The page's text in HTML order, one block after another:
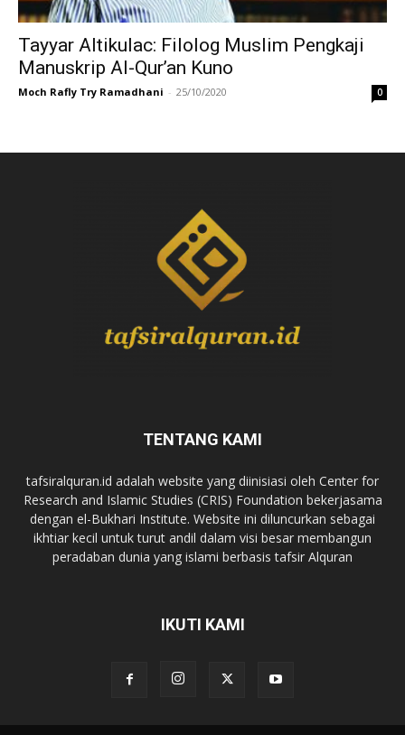
Tayyar Altikulac: Filolog Muslim Pengkaji
Manuskrip Al-Qur’an Kuno
Moch Rafly Try Ramadhani - 25/10/2020 0
TENTANG KAMI
tafsiralquran.id adalah website yang diinisiasi oleh Center for
Research and Islamic Studies (CRIS) Foundation bekerjasama
dengan el-Bukhari Institute. Website ini diluncurkan sebagai
ikhtiar kecil untuk turut andil dalam visi besar membangun
peradaban dunia yang islami berbasis tafsir Alquran
IKUTI KAMI